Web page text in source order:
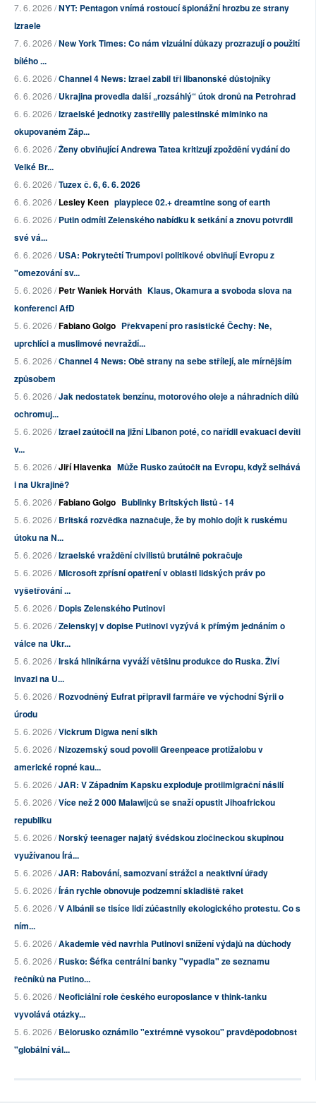
7. 6. 2026 /NYT: Pentagon vnímá rostoucí špionážní hrozbu ze strany
Izraele
7. 6. 2026 /New York Times: Co nám vizuální důkazy prozrazují o použití
bílého ...
6. 6. 2026 /Channel 4 News: Izrael zabil tři libanonské důstojníky
6. 6. 2026 /Ukrajina provedla další „rozsáhlý“ útok dronů na Petrohrad
6. 6. 2026 /Izraelské jednotky zastřelily palestinské miminko na
okupovaném Záp...
6. 6. 2026 /Ženy obviňující Andrewa Tatea kritizují zpoždění vydání do
Velké Br...
6. 6. 2026 /Tuzex č. 6, 6. 6. 2026
6. 6. 2026 /Lesley Keen playpiece 02.+ dreamtine song of earth
6. 6. 2026 /Putin odmítl Zelenského nabídku k setkání a znovu potvrdil
své vá...
6. 6. 2026 /USA: Pokrytečtí Trumpovi politikové obviňují Evropu z
"omezování sv...
5. 6. 2026 /Petr Waniek Horváth Klaus, Okamura a svoboda slova na
konferenci AfD
5. 6. 2026 /Fabiano Golgo Překvapení pro rasistické Čechy: Ne,
uprchlíci a muslimové nevraždí...
5. 6. 2026 /Channel 4 News: Obě strany na sebe střílejí, ale mírnějším
způsobem
5. 6. 2026 /Jak nedostatek benzínu, motorového oleje a náhradních dílů
ochromuj...
5. 6. 2026 /Izrael zaútočil na jižní Libanon poté, co nařídil evakuaci devíti
v...
5. 6. 2026 /Jiří Hlavenka Může Rusko zaútočit na Evropu, když selhává
i na Ukrajině?
5. 6. 2026 /Fabiano Golgo Bublinky Britských listů - 14
5. 6. 2026 /Britská rozvědka naznačuje, že by mohlo dojít k ruskému
útoku na N...
5. 6. 2026 /Izraelské vraždění civilistů brutálně pokračuje
5. 6. 2026 /Microsoft zpřísní opatření v oblasti lidských práv po
vyšetřování ...
5. 6. 2026 /Dopis Zelenského Putinovi
5. 6. 2026 /Zelenskyj v dopise Putinovi vyzývá k přímým jednáním o
válce na Ukr...
5. 6. 2026 /Irská hliníkárna vyváží většinu produkce do Ruska. Živí
invazi na U...
5. 6. 2026 /Rozvodněný Eufrat připravil farmáře ve východní Sýrii o
úrodu
5. 6. 2026 /Vickrum Digwa není sikh
5. 6. 2026 /Nizozemský soud povolil Greenpeace protižalobu v
americké ropné kau...
5. 6. 2026 /JAR: V Západním Kapsku exploduje protiimigrační násilí
5. 6. 2026 /Více než 2 000 Malawijců se snaží opustit Jihoafrickou
republiku
5. 6. 2026 /Norský teenager najatý švédskou zločineckou skupinou
využívanou Írá...
5. 6. 2026 /JAR: Rabování, samozvaní strážci a neaktivní úřady
5. 6. 2026 /Írán rychle obnovuje podzemní skladiště raket
5. 6. 2026 /V Albánii se tisíce lidí zúčastnily ekologického protestu. Co s
ním...
5. 6. 2026 /Akademie věd navrhla Putinovi snížení výdajů na důchody
5. 6. 2026 /Rusko: Šéfka centrální banky "vypadla" ze seznamu
řečníků na Putino...
5. 6. 2026 /Neoficiální role českého europoslance v think-tanku
vyvolává otázky...
5. 6. 2026 /Bělorusko oznámilo "extrémně vysokou" pravděpodobnost
"globální vál...